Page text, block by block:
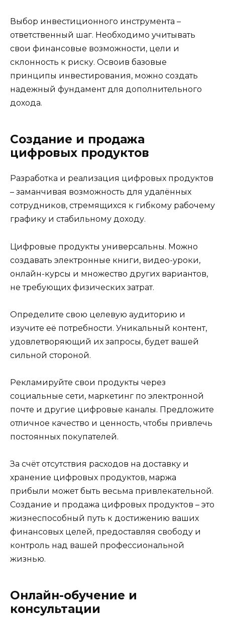
Выбор инвестиционного инструмента –
ответственный шаг. Необходимо учитывать
свои финансовые возможности, цели и
склонность к риску. Освоив базовые
принципы инвестирования, можно создать
надежный фундамент для дополнительного
дохода.
Создание и продажа
цифровых продуктов
Разработка и реализация цифровых продуктов
– заманчивая возможность для удалённых
сотрудников, стремящихся к гибкому рабочему
графику и стабильному доходу.
Цифровые продукты универсальны. Можно
создавать электронные книги, видео-уроки,
онлайн-курсы и множество других вариантов,
не требующих физических затрат.
Определите свою целевую аудиторию и
изучите её потребности. Уникальный контент,
удовлетворяющий их запросы, будет вашей
сильной стороной.
Рекламируйте свои продукты через
социальные сети, маркетинг по электронной
почте и другие цифровые каналы. Предложите
отличное качество и ценность, чтобы привлечь
постоянных покупателей.
За счёт отсутствия расходов на доставку и
хранение цифровых продуктов, маржа
прибыли может быть весьма привлекательной.
Создание и продажа цифровых продуктов – это
жизнеспособный путь к достижению ваших
финансовых целей, предоставляя свободу и
контроль над вашей профессиональной
жизнью.
Онлайн-обучение и
консультации